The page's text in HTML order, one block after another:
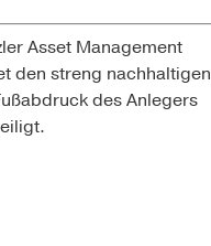
Asset Management
den streng nachhal­tigen
des Anlegers